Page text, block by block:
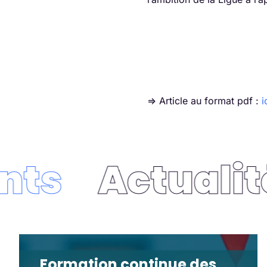
=> Article au format pdf :